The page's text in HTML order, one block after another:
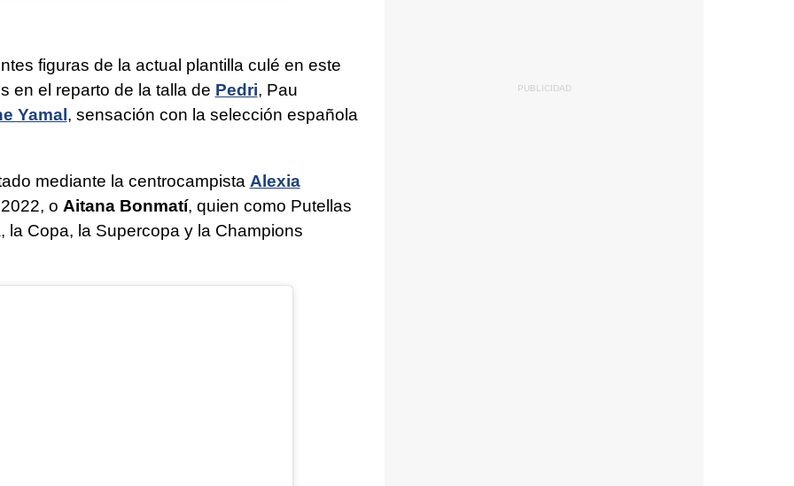
figuras de la actual plantilla culé en este
en el reparto de la talla de Pedri, Pau
Yamal, sensación con la selección española
mediante la centrocampista Alexia
o Aitana Bonmatí, quien como Putellas
Copa, la Supercopa y la Champions